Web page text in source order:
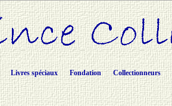
Livres spéciaux Fondation Collectionneurs